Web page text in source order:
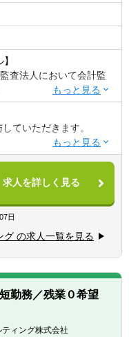
シニアアソシエイト
ージャー
専門コース（各事業部の
発揮）に分岐。シニアマ
クター。
門長 ⇒ 部門長（FAS
コンサルティングにな
査法人において会計監
どのFAS業務経験
方
レンジック等）
ていただきます。
主、希望に応じて税務
与可能）
務（株式価値算定/統合
デリングなど）
ーション中心、ソーシ
TOB/株式交換/株式移
）
税務相談業務
カーブアウトPL/BS分
析）
必要な事業計画策定な
求人を詳しく見る
日
グ の求人一覧を見る
勤務／残業０希望
ィング株式会社